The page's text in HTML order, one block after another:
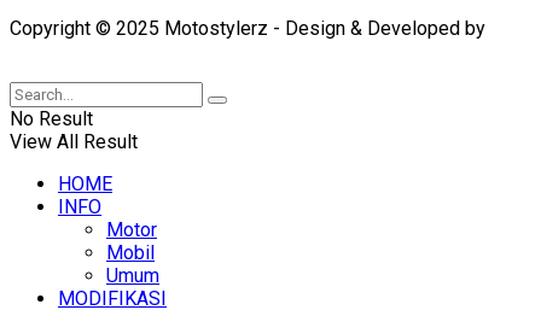
Copyright © 2025 Motostylerz - Design & Developed by
No Result
View All Result
HOME
INFO
Motor
Mobil
Umum
MODIFIKASI